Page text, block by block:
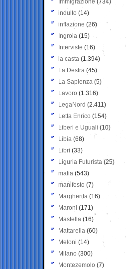
Immigrazione (734)
indulto (14)
inflazione (26)
Ingroia (15)
Interviste (16)
la casta (1.394)
La Destra (45)
La Sapienza (5)
Lavoro (1.316)
LegaNord (2.411)
Letta Enrico (154)
Liberi e Uguali (10)
Libia (68)
Libri (33)
Liguria Futurista (25)
mafia (543)
manifesto (7)
Margherita (16)
Maroni (171)
Mastella (16)
Mattarella (60)
Meloni (14)
Milano (300)
Montezemolo (7)